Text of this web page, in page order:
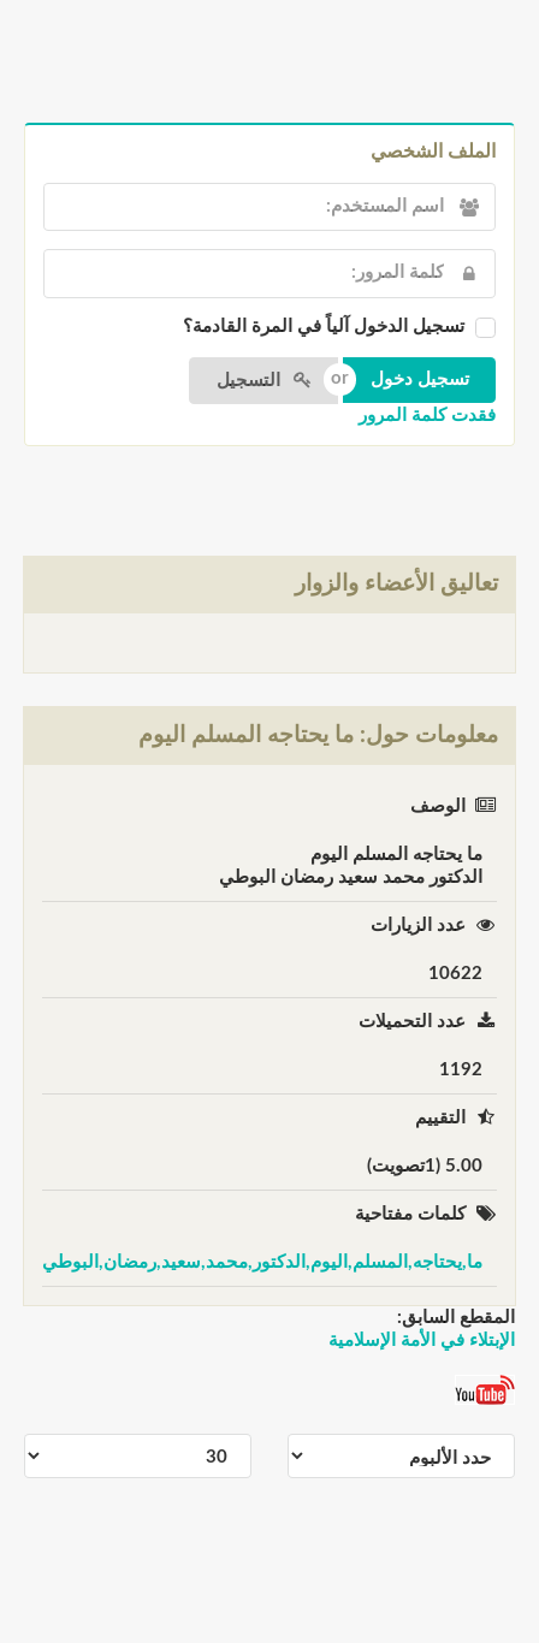
الملف الشخصي
تسجيل الدخول آلياً في المرة القادمة؟
التسجيل
فقدت كلمة المرور
تعاليق الأعضاء والزوار
معلومات حول: ما يحتاجه المسلم اليوم
الوصف
ما يحتاجه المسلم اليوم
الدكتور محمد سعيد رمضان البوطي
عدد الزيارات
10622
عدد التحميلات
1192
التقييم
5.00 (1تصويت)
كلمات مفتاحية
ما,يحتاجه,المسلم,اليوم,الدكتور,محمد,سعيد,رمضان,البوطي
المقطع السابق:
الإبتلاء في الأمة الإسلامية